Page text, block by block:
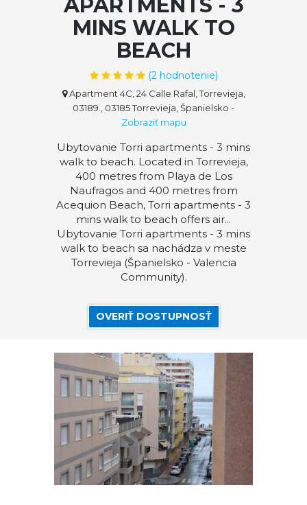
APARTMENTS - 3
MINS WALK TO
BEACH
(2hodnotenie)
Apartment 4C, 24 Calle Rafal, Torrevieja,
03189., 03185 Torrevieja, Španielsko -
Zobraziť mapu
Ubytovanie Torri apartments - 3 mins
walk to beach. Located in Torrevieja,
400 metres from Playa de Los
Naufragos and 400 metres from
Acequion Beach, Torri apartments - 3
mins walk to beach offers air...
Ubytovanie Torri apartments - 3 mins
walk to beach sa nachádza v meste
Torrevieja (Španielsko - Valencia
Community).
OVERIŤ DOSTUPNOSŤ